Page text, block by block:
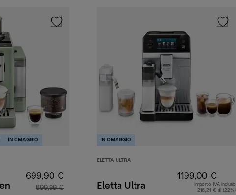
IN OMAGGIO
699,90 €
899,99 €
IN OMAGGIO
ELETTA ULTRA
Eletta Ultra
1199,00 €
Importo IVA incluso
216,21 € di (22%)